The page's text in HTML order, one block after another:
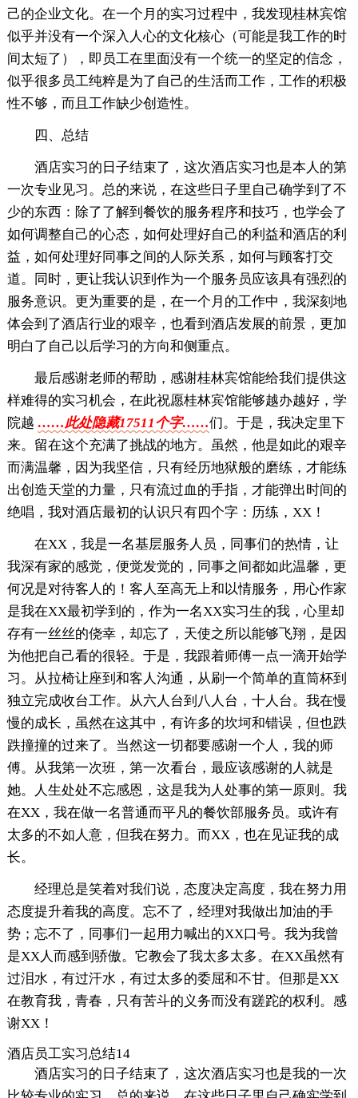
己的企业文化。在一个月的实习过程中，我发现桂林宾馆
似乎并没有一个深入人心的文化核心（可能是我工作的时
间太短了），即员工在里面没有一个统一的坚定的信念，
似乎很多员工纯粹是为了自己的生活而工作，工作的积极
性不够，而且工作缺少创造性。
四、总结
酒店实习的日子结束了，这次酒店实习也是本人的第
一次专业见习。总的来说，在这些日子里自己确学到了不
少的东西：除了了解到餐饮的服务程序和技巧，也学会了
如何调整自己的心态，如何处理好自己的利益和酒店的利
益，如何处理好同事之间的人际关系，如何与顾客打交
道。同时，更让我认识到作为一个服务员应该具有强烈的
服务意识。更为重要的是，在一个月的工作中，我深刻地
体会到了酒店行业的艰辛，也看到酒店发展的前景，更加
明白了自己以后学习的方向和侧重点。
最后感谢老师的帮助，感谢桂林宾馆能给我们提供这
样难得的实习机会，在此祝愿桂林宾馆能够越办越好，学
院越 ……此处隐藏17511个字……们。于是，我决定里下
来。留在这个充满了挑战的地方。虽然，他是如此的艰辛
而满温馨，因为我坚信，只有经历地狱般的磨练，才能练
出创造天堂的力量，只有流过血的手指，才能弹出时间的
绝唱，我对酒店最初的认识只有四个字：历练，XX！
在XX，我是一名基层服务人员，同事们的热情，让
我深有家的感觉，便觉发觉的，同事之间都如此温馨，更
何况是对待客人的！客人至高无上和以情服务，用心作家
是我在XX最初学到的，作为一名XX实习生的我，心里却
存有一丝丝的侥幸，却忘了，天使之所以能够飞翔，是因
为他把自己看的很轻。于是，我跟着师傅一点一滴开始学
习。从拉椅让座到和客人沟通，从刷一个简单的直筒杯到
独立完成收台工作。从六人台到八人台，十人台。我在慢
慢的成长，虽然在这其中，有许多的坎坷和错误，但也跌
跌撞撞的过来了。当然这一切都要感谢一个人，我的师
傅。从我第一次班，第一次看台，最应该感谢的人就是
她。人生处处不忘感恩，这是我为人处事的第一原则。我
在XX，我在做一名普通而平凡的餐饮部服务员。或许有
太多的不如人意，但我在努力。而XX，也在见证我的成
长。
经理总是笑着对我们说，态度决定高度，我在努力用
态度提升着我的高度。忘不了，经理对我做出加油的手
势；忘不了，同事们一起用力喊出的XX口号。我为我曾
是XX人而感到骄傲。它教会了我太多太多。在XX虽然有
过泪水，有过汗水，有过太多的委屈和不甘。但那是XX
在教育我，青春，只有苦斗的义务而没有蹉跎的权利。感
谢XX！
酒店员工实习总结14
酒店实习的日子结束了，这次酒店实习也是我的一次